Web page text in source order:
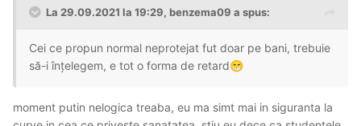
La 29.09.2021 la 19:29, benzema09 a spus:
Cei ce propun normal neprotejat fut doar pe bani, trebuie
să-i înțelegem, e tot o forma de retard😁
moment putin nelogica treaba, eu ma simt mai in siguranta la